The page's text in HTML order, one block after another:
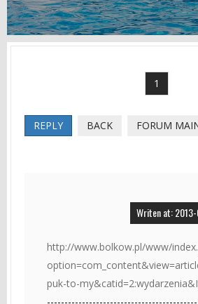
1
REPLY BACK FORUM
Writen at:
http://www.bolkow.pl/www/
puk-to-